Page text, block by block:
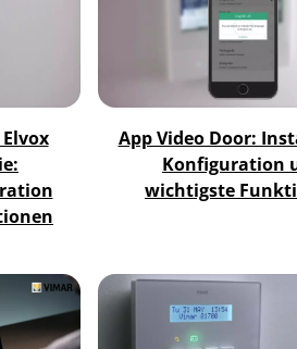
App Video Door:
Konfiguration
wichtigste